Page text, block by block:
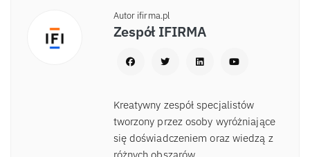
Autor ifirma.pl
Zespół IFIRMA
Kreatywny zespół specjalistów
tworzony przez osoby wyróżniające
się doświadczeniem oraz wiedzą z